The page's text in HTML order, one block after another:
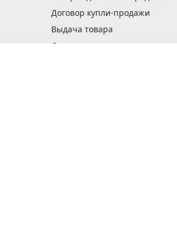
Договор купли-продажи
Выдача товара
Доставка заказов